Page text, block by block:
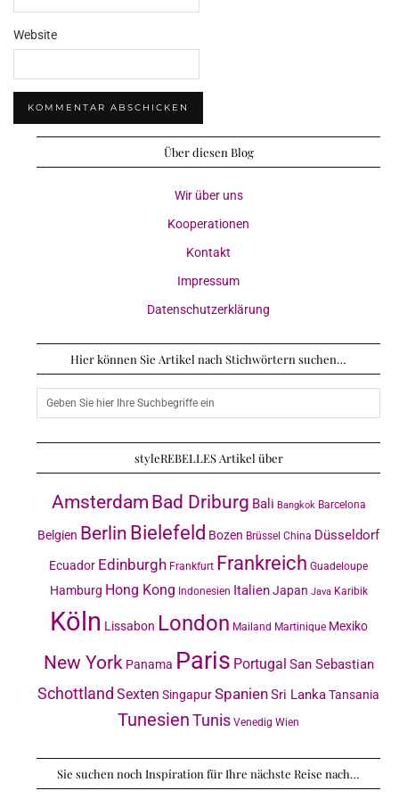
Website
Über diesen Blog
Wir über uns
Kooperationen
Kontakt
Impressum
Datenschutzerklärung
Hier können Sie Artikel nach Stichwörtern suchen…
styleREBELLES Artikel über
Amsterdam Bad Driburg Bali Bangkok Barcelona
Belgien Berlin Bielefeld Bozen Brüssel China Düsseldorf
Ecuador Edinburgh Frankfurt Frankreich Guadeloupe
Hamburg Hong Kong Indonesien Italien Japan Java Karibik
Köln Lissabon London Mailand Martinique Mexiko
New York Panama Paris Portugal San Sebastian
Schottland Sexten SingapurSpanienSri LankaTansania
TunesienTunis Venedig Wien
Sie suchen noch Inspiration für Ihre nächste Reise nach…